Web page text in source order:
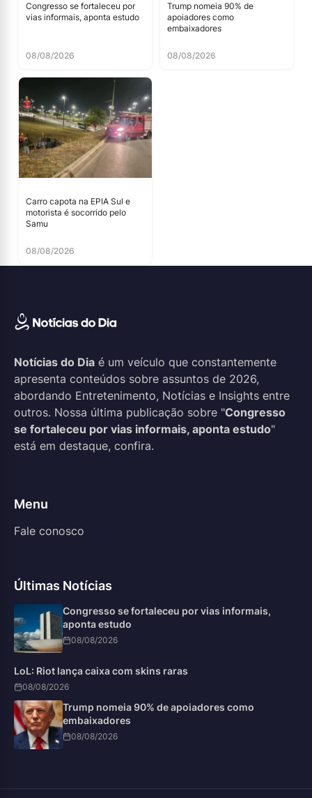
Congresso se fortaleceu por
vias informais, aponta estudo
08/08/2026
Trump nomeia 90% de
apoiadores como
embaixadores
08/08/2026
Carro capota na EPIA Sul e
motorista é socorrido pelo
Samu
08/08/2026
Notícias do Dia é um veículo que constantemente
apresenta conteúdos sobre assuntos de 2026,
abordando Entretenimento, Notícias e Insights entre
outros. Nossa última publicação sobre "Congresso
se fortaleceu por vias informais, aponta estudo"
está em destaque, confira.
Menu
Fale conosco
Últimas Notícias
Congresso se fortaleceu por vias informais,
aponta estudo
08/08/2026
LoL: Riot lança caixa com skins raras
08/08/2026
Trump nomeia 90% de apoiadores como
embaixadores
08/08/2026